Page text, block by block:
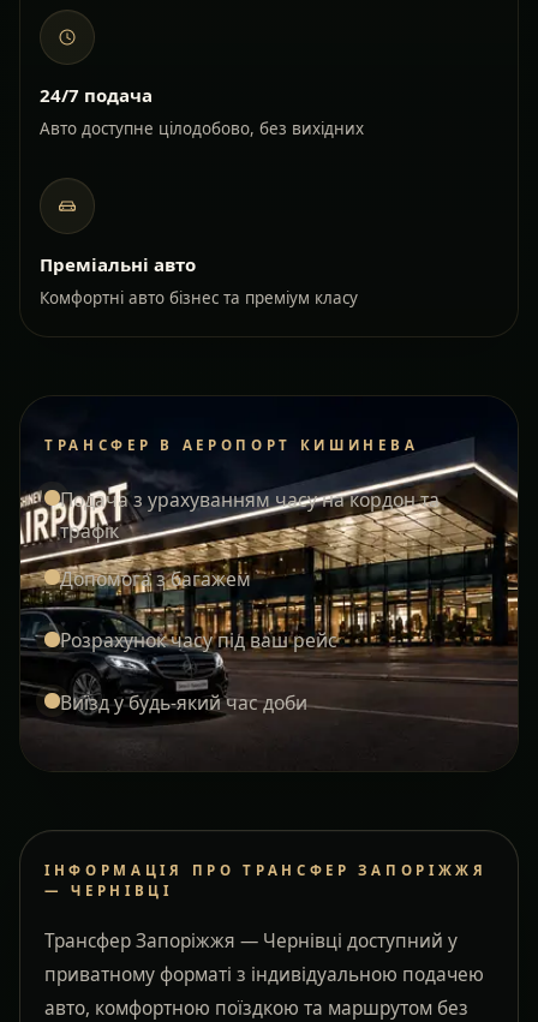
24/7 подача
Авто доступне цілодобово, без вихідних
Преміальні авто
Комфортні авто бізнес та преміум класу
ТРАНСФЕР В АЕРОПОРТ КИШИНЕВА
Подача з урахуванням часу на кордон та
трафік
Допомога з багажем
Розрахунок часу під ваш рейс
Виїзд у будь-який час доби
ІНФОРМАЦІЯ ПРО ТРАНСФЕР ЗАПОРІЖЖЯ
— ЧЕРНІВЦІ
Трансфер Запоріжжя — Чернівці доступний у
приватному форматі з індивідуальною подачею
авто, комфортною поїздкою та маршрутом без